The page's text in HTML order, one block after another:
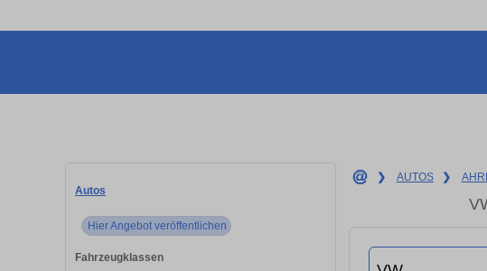
Autos
Hier Angebot veröffentlichen
Fahrzeugklassen
❯ AUTOS ❯